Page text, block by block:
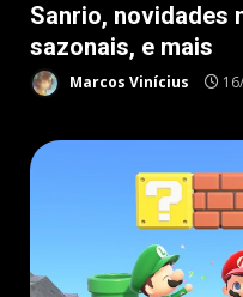
Sanrio, novidades
sazonais, e mais
Marcos Vinícius